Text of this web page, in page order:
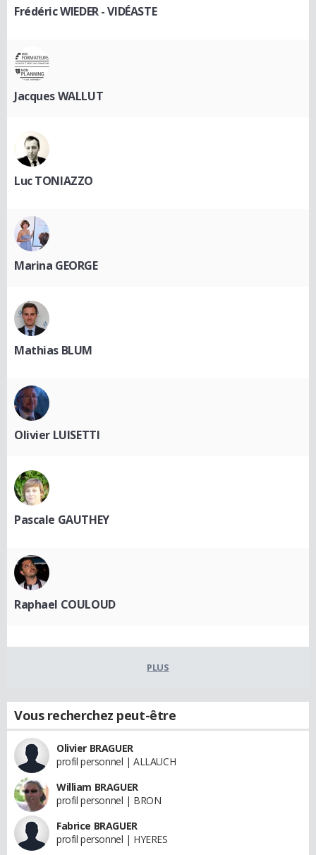
Frédéric WIEDER - VIDÉASTE
Jacques WALLUT
Luc TONIAZZO
Marina GEORGE
Mathias BLUM
Olivier LUISETTI
Pascale GAUTHEY
Raphael COULOUD
PLUS
Vous recherchez peut-être
Olivier BRAGUER
profil personnel | ALLAUCH
William BRAGUER
profil personnel | BRON
Fabrice BRAGUER
profil personnel | HYERES